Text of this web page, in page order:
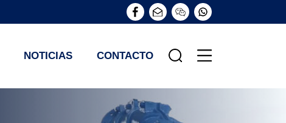
NOTICIAS CONTACTO